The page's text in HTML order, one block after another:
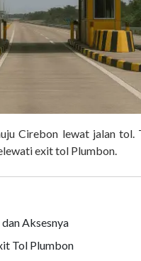
Cirebon lewat jalan tol.
exit tol Plumbon.
Aksesnya
Tol Plumbon